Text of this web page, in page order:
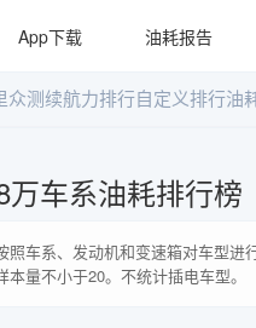
App下载 油耗报告
众测续航力排行自定义排行油
万车系油耗排行榜
照车系、发动机和变速箱对车型
本量不小于20。不统计插电车型。